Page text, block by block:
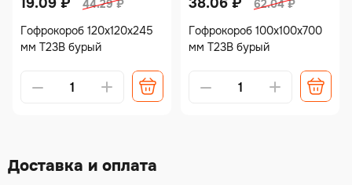
44.29₽
Гофрокороб 120х120х245
мм Т23В бурый
62.04₽
Гофрокороб 100х100х700
мм Т23В бурый
Доставка и оплата